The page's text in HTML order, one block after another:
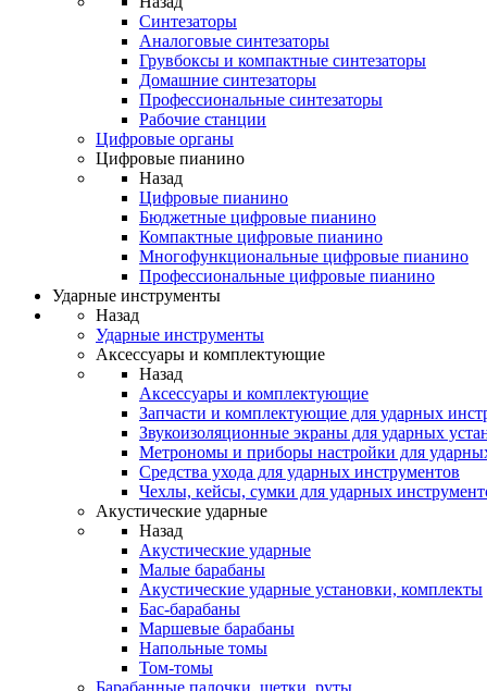
Синтезаторы
Аналоговые синтезаторы
Грувбоксы и компактные синтезаторы
Домашние синтезаторы
Профессиональные синтезаторы
Рабочие станции
Цифровые органы
Цифровые пианино
Назад
Цифровые пианино
Бюджетные цифровые пианино
Компактные цифровые пианино
Многофункциональные цифровые пианино
Профессиональные цифровые пианино
Ударные инструменты
Назад
Ударные инструменты
Аксессуары и комплектующие
Назад
Аксессуары и комплектующие
Запчасти и комплектующие для ударных
Звукоизоляционные экраны для ударных
Метрономы и приборы настройки для
Средства ухода для ударных инструментов
Чехлы, кейсы, сумки для ударных
Акустические ударные
Назад
Акустические ударные
Mалые барабаны
Акустические ударные установки, комплекты
Бас-барабаны
Маршевые барабаны
Напольные томы
Том-томы
Барабанные палочки, щетки, руты